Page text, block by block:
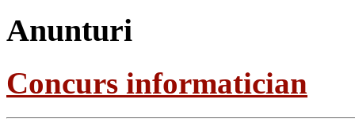
Anunturi
Concurs informatician